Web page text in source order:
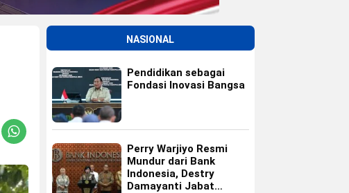
NASIONAL
Pendidikan sebagai
Fondasi Inovasi Bangsa
Perry Warjiyo Resmi
Mundur dari Bank
Indonesia, Destry
Damayanti Jabat